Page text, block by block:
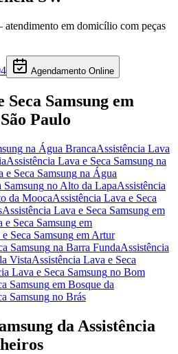
em domicílio com peças
Agendamento Online
Seca Samsung em
Paulo
na Água BrancaAssistência Lava
Assistência Lava e Seca Samsung na
e Seca Samsung na Água
Samsung no Alto da LapaAssistência
da MoocaAssistência Lava e Seca
Assistência Lava e Seca Samsung em
e Seca Samsung em
Seca Samsung em Artur
Samsung na Barra FundaAssistência
VistaAssistência Lava e Seca
Lava e Seca Samsung no Bom
Samsung em Bosque da
Samsung no Brás
da Assistência